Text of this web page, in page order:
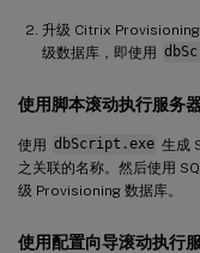
升级 Citrix Provisioning
级数据库，即使用
使用脚本滚动执行服务
使用 dbScript.exe 生成
之关联的名称。然后使用
级 Provisioning 数据库。
使用配置向导滚动执行